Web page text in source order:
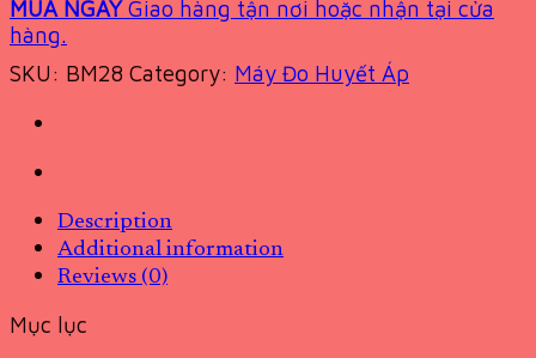
MUA NGAY Giao hàng tận nơi hoặc nhận tại cửa
hàng.
SKU: BM28 Category: Máy Đo Huyết Áp
Description
Additional information
Reviews (0)
Mục lục